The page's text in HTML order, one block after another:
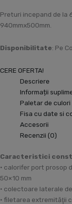
Preturi incepand de la
940mmx500mm.
Disponibilitate: Pe
CERE OFERTA!
Descriere
Informații
Paletar de culori
Fisa cu date si
Accesorii
Recenzii (0)
Caracteristici
• calorifer port prosop
50×10 mm
• colectoare laterale
• filetarea extremităţii